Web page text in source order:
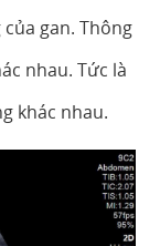
gan. Thông
nhau. Tức là
khác nhau.